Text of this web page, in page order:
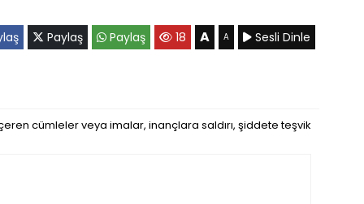
Paylaş Paylaş 18 A A Sesli Dinle
cümleler veya imalar, inançlara saldırı, şiddete teşvik